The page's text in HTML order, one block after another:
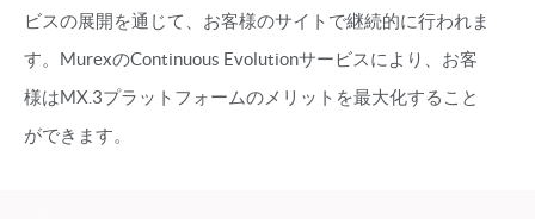
ビスの展開を通じて、お客様のサイトで継続的に行われま
す。MurexのContinuous Evolutionサービスにより、お客
様はMX.3プラットフォームのメリットを最大化すること
ができます。